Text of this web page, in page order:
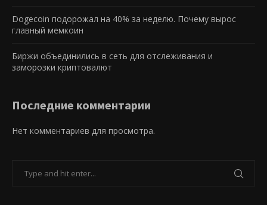
Dogecoin подорожал на 40% за неделю. Почему вырос
главный мемкоин
Биржи объединились в сеть для отслеживания и
заморозки криптовалют
Последние комментарии
Нет комментариев для просмотра.